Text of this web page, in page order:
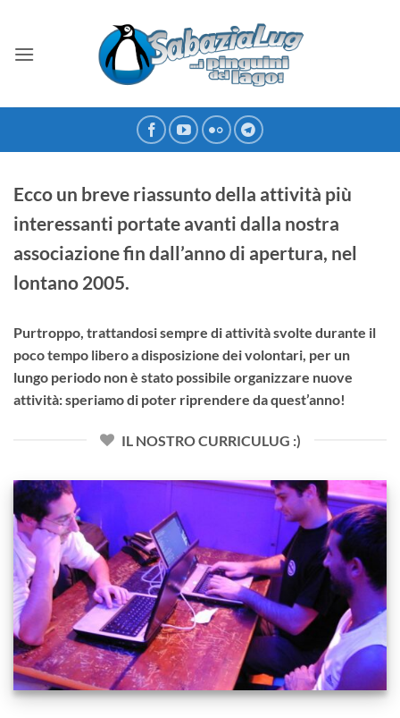
contenuti
Ecco un breve riassunto della attività più
interessanti portate avanti dalla nostra
associazione fin dall’anno di apertura, nel
lontano 2005.
Purtroppo, trattandosi sempre di attività svolte durante il
poco tempo libero a disposizione dei volontari, per un
lungo periodo non è stato possibile organizzare nuove
attività: speriamo di poter riprendere da quest’anno!
IL NOSTRO CURRICULUG :)